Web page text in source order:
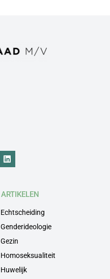
ARTIKELEN
Echtscheiding
Genderideologie
Gezin
Homoseksualiteit
Huwelijk